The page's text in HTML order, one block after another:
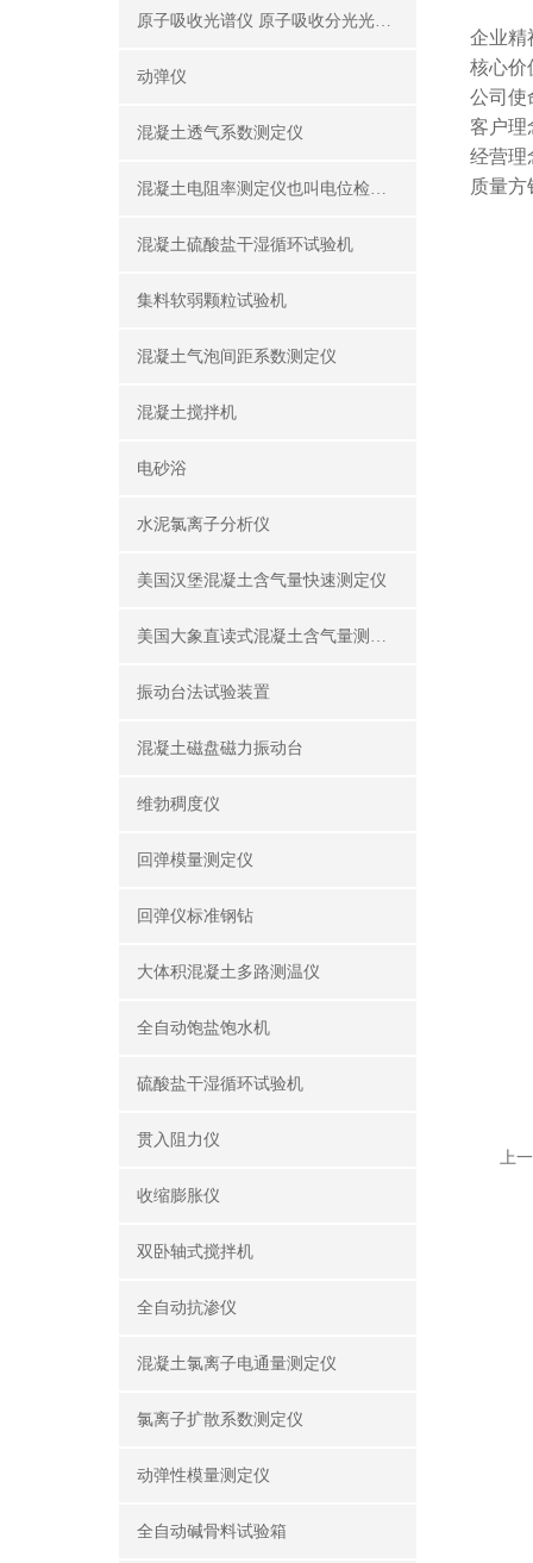
原子吸收光谱仪 原子吸收分光光度计
动弹仪
混凝土透气系数测定仪
混凝土电阻率测定仪也叫电位检测仪（锈蚀分析仪）
混凝土硫酸盐干湿循环试验机
集料软弱颗粒试验机
混凝土气泡间距系数测定仪
混凝土搅拌机
电砂浴
水泥氯离子分析仪
美国汉堡混凝土含气量快速测定仪
美国大象直读式混凝土含气量测定仪
振动台法试验装置
混凝土磁盘磁力振动台
维勃稠度仪
回弹模量测定仪
回弹仪标准钢钻
大体积混凝土多路测温仪
全自动饱盐饱水机
硫酸盐干湿循环试验机
贯入阻力仪
收缩膨胀仪
双卧轴式搅拌机
全自动抗渗仪
混凝土氯离子电通量测定仪
氯离子扩散系数测定仪
动弹性模量测定仪
全自动碱骨料试验箱
企业精
核心价
公司使
客户理
经营理
质量
上